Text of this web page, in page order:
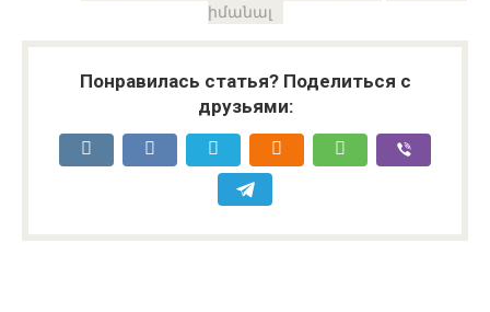
իմանալ
Понравилась статья? Поделиться с
друзьями: